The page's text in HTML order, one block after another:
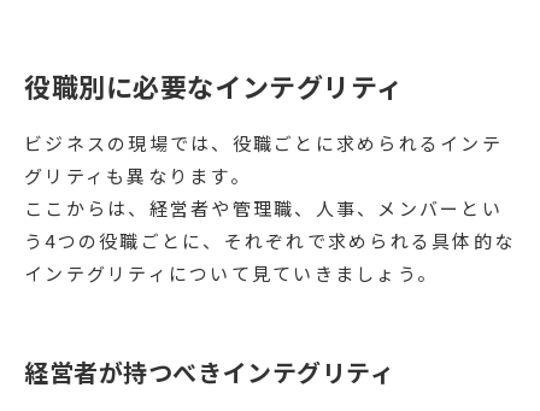
役職別に必要なインテグリティ
ビジネスの現場では、役職ごとに求められるインテ
グリティも異なります。
ここからは、経営者や管理職、人事、メンバーとい
う4つの役職ごとに、それぞれで求められる具体的な
インテグリティについて見ていきましょう。
経営者が持つべきインテグリティ